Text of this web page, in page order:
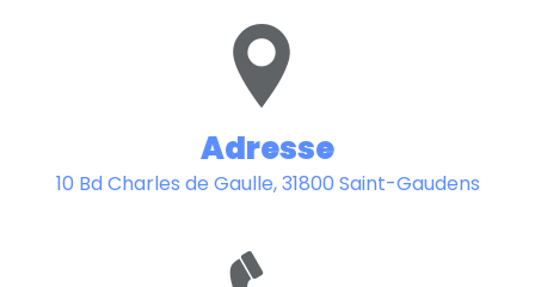
Adresse
10 Bd Charles de Gaulle, 31800 Saint-Gaudens